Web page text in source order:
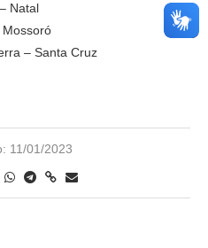
Natal
Mossoró
– Santa Cruz
11/01/2023